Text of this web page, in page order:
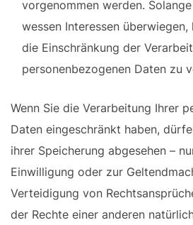
vorgenommen werden.
wessen Interessen überwiegen,
die Einschränkung der
personenbezogenen Daten zu
Wenn Sie die Verarbeitung Ihrer
Daten eingeschränkt haben,
ihrer Speicherung abgesehen –
Einwilligung oder zur
Verteidigung von
der Rechte einer anderen